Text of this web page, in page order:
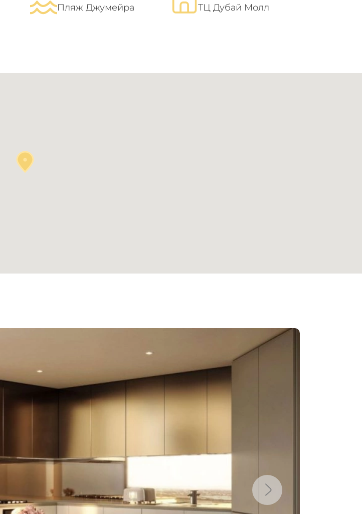
Пляж Джумейра
ТЦ Дубай Молл